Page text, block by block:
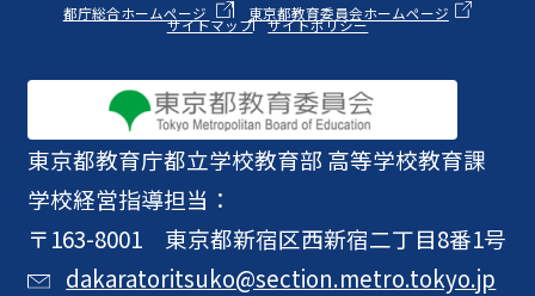
東京都教育庁都立学校教育部 高等学校教育課
学校経営指導担当：
〒163-8001 東京都新宿区西新宿二丁目8番1号
dakaratoritsuko@section.metro.tokyo.jp
都庁総合ホームページ 東京都教育委員会ホームページ
サイトマップ サイトポリシー